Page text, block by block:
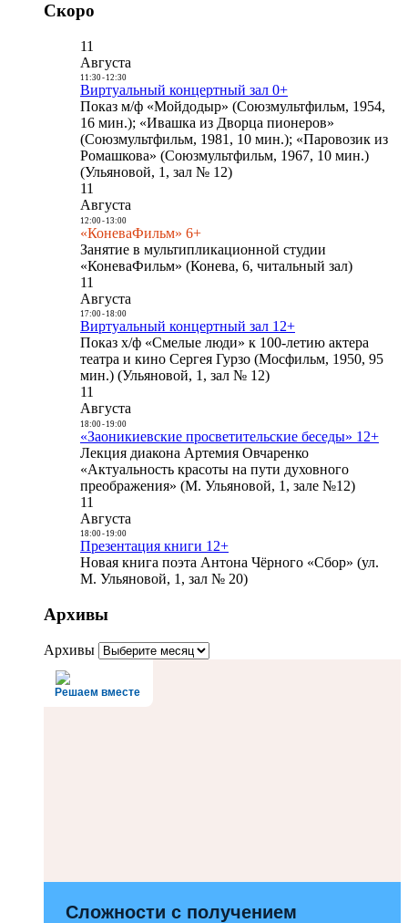
Скоро
11
Августа
11:30- 12:30
Виртуальный концертный зал 0+
Показ м/ф «Мойдодыр» (Союзмультфильм, 1954,
16 мин.); «Ивашка из Дворца пионеров»
(Союзмультфильм, 1981, 10 мин.); «Паровозик из
Ромашкова» (Союзмультфильм, 1967, 10 мин.)
(Ульяновой, 1, зал № 12)
11
Августа
12:00- 13:00
«КоневаФильм» 6+
Занятие в мультипликационной студии
«КоневаФильм» (Конева, 6, читальный зал)
11
Августа
17:00- 18:00
Виртуальный концертный зал 12+
Показ х/ф «Смелые люди» к 100-летию актера
театра и кино Сергея Гурзо (Мосфильм, 1950, 95
мин.) (Ульяновой, 1, зал № 12)
11
Августа
18:00- 19:00
«Заоникиевские просветительские беседы» 12+
Лекция диакона Артемия Овчаренко
«Актуальность красоты на пути духовного
преображения» (М. Ульяновой, 1, зале №12)
11
Августа
18:00- 19:00
Презентация книги 12+
Новая книга поэта Антона Чёрного «Сбор» (ул.
М. Ульяновой, 1, зал № 20)
Архивы
Архивы
Решаем вместе
Сложности с получением